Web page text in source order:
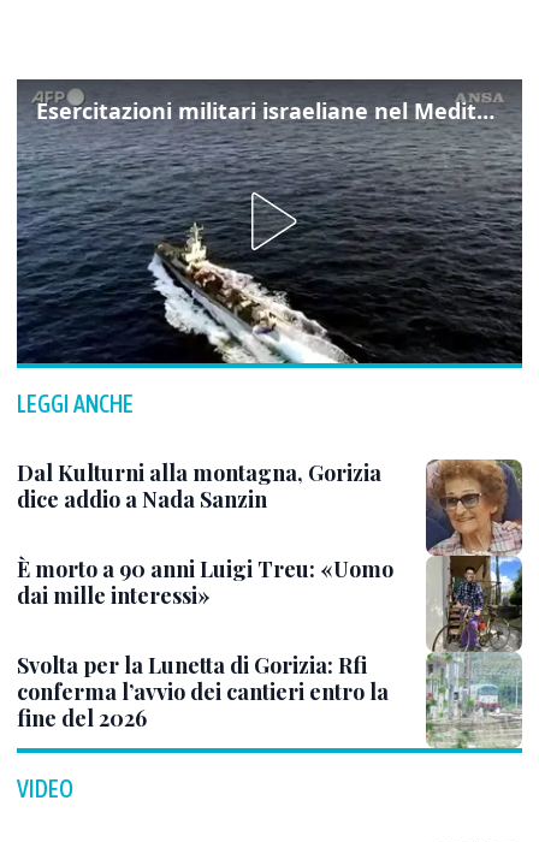
Esercitazioni militari israeliane nel Mediterraneo e nel Mar Rosso
LEGGI ANCHE
Dal Kulturni alla montagna, Gorizia
dice addio a Nada Sanzin
È morto a 90 anni Luigi Treu: «Uomo
dai mille interessi»
Svolta per la Lunetta di Gorizia: Rfi
conferma l’avvio dei cantieri entro la
fine del 2026
VIDEO